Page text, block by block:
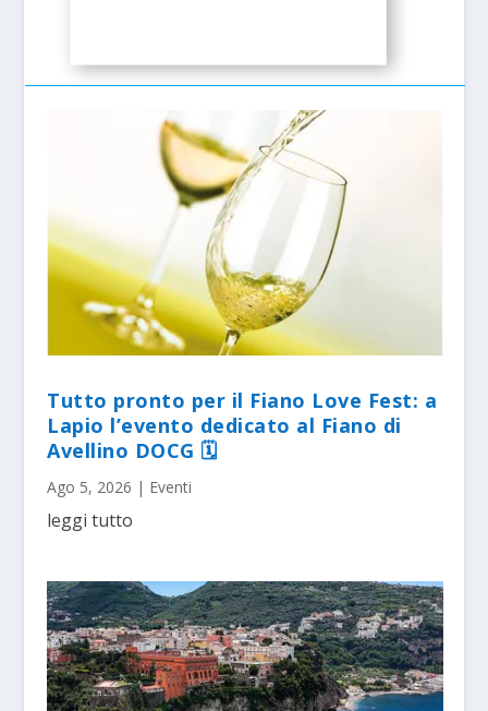
Tutto pronto per il Fiano Love Fest: a
Lapio l’evento dedicato al Fiano di
Avellino DOCG 🗓
Ago 5, 2026 | Eventi
leggi tutto